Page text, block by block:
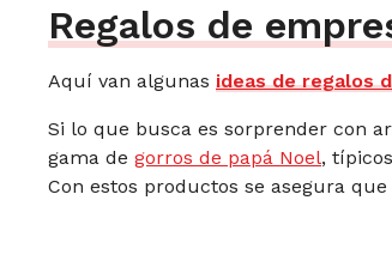
Regalos de
Aquí van algunas ideas de regalos
Si lo que busca es sorprender con
gama de gorros de papá Noel,
Con estos productos se asegura